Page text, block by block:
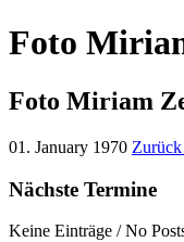
Foto
Foto Miriam
01. January 1970
Nächste Termine
Keine Einträge / No